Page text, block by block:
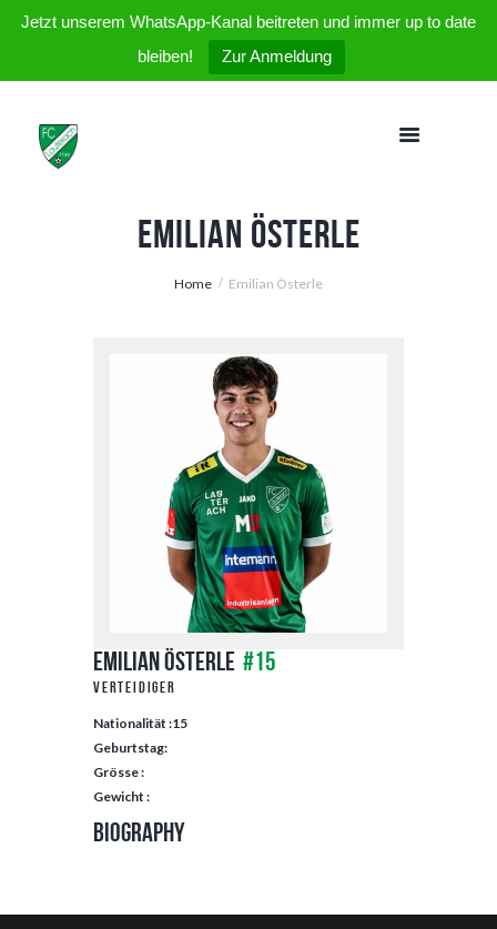
Jetzt unserem WhatsApp-Kanal beitreten und immer up to date
bleiben!
Zur Anmeldung
Emilian Österle
Home Emilian Österle
Emilian Österle #15
Verteidiger
Nationalität :15
Geburtstag:
Grösse :
Gewicht :
Biography